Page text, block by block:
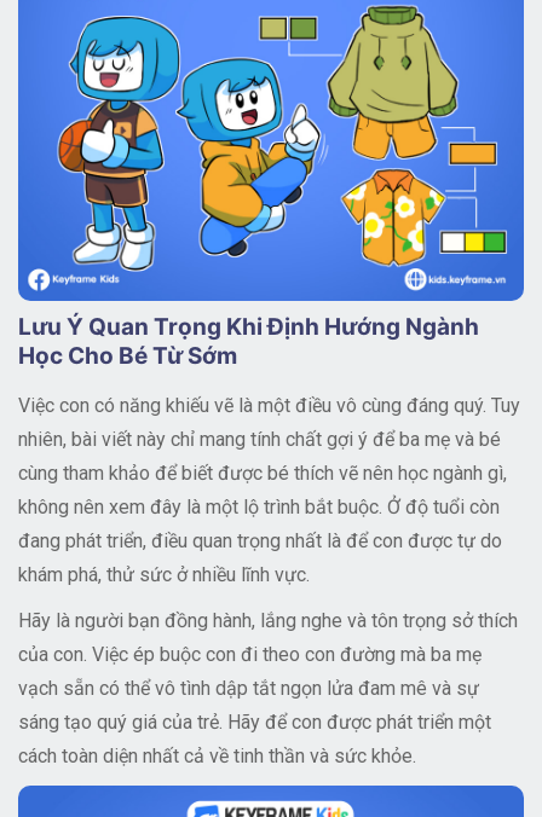
Lưu Ý Quan Trọng Khi Định Hướng Ngành
Học Cho Bé Từ Sớm
Việc con có năng khiếu vẽ là một điều vô cùng đáng quý. Tuy
nhiên, bài viết này chỉ mang tính chất gợi ý để ba mẹ và bé
cùng tham khảo để biết được bé thích vẽ nên học ngành gì,
không nên xem đây là một lộ trình bắt buộc. Ở độ tuổi còn
đang phát triển, điều quan trọng nhất là để con được tự do
khám phá, thử sức ở nhiều lĩnh vực.
Hãy là người bạn đồng hành, lắng nghe và tôn trọng sở thích
của con. Việc ép buộc con đi theo con đường mà ba mẹ
vạch sẵn có thể vô tình dập tắt ngọn lửa đam mê và sự
sáng tạo quý giá của trẻ. Hãy để con được phát triển một
cách toàn diện nhất cả về tinh thần và sức khỏe.